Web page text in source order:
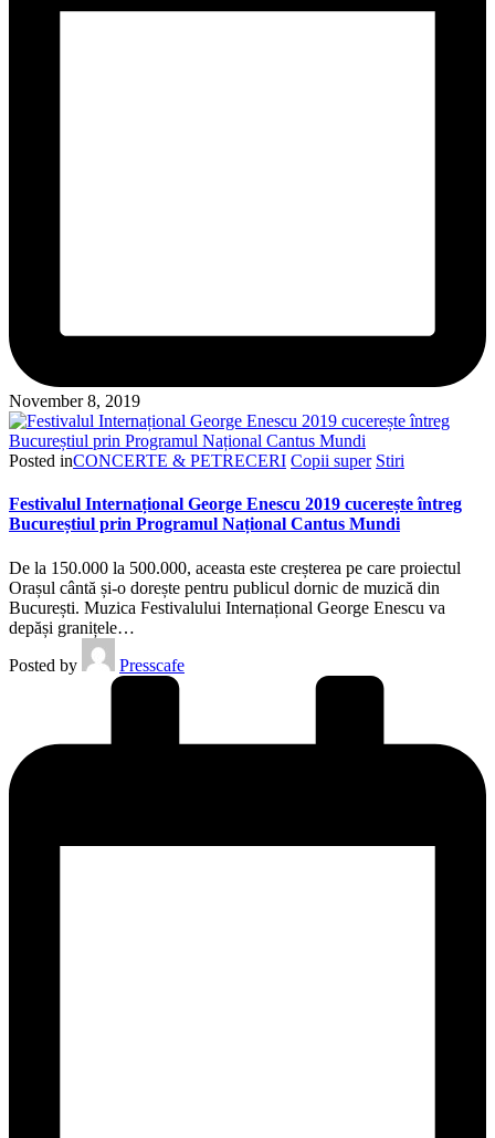
November 8, 2019
Posted inCONCERTE & PETRECERI Copii super Stiri
Festivalul Internațional George Enescu 2019 cucerește întreg
Bucureștiul prin Programul Național Cantus Mundi
De la 150.000 la 500.000, aceasta este creșterea pe care proiectul
Orașul cântă și-o dorește pentru publicul dornic de muzică din
București. Muzica Festivalului Internațional George Enescu va
depăși granițele…
Posted by
Presscafe